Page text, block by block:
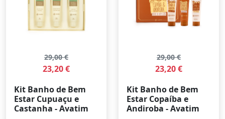
29,00 €
23,20 €
Kit Banho de Bem
Estar Cupuaçu e
Castanha - Avatim
29,00 €
23,20 €
Kit Banho de Bem
Estar Copaíba e
Andiroba - Avatim